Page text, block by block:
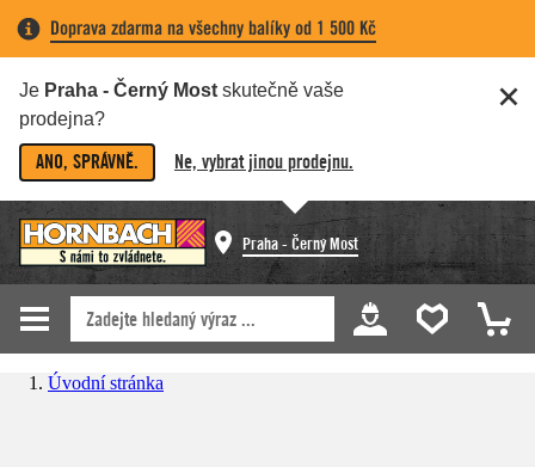
Doprava zdarma na všechny balíky od 1 500 Kč
Je Praha - Černý Most skutečně vaše
prodejna?
ANO, SPRÁVNĚ. Ne, vybrat jinou prodejnu.
Praha - Černý Most
Úvodní stránka